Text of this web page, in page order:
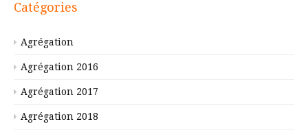
Catégories
Agrégation
Agrégation 2016
Agrégation 2017
Agrégation 2018